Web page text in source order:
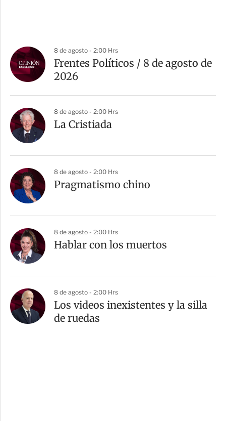
8 de agosto - 2:00 Hrs
Frentes Políticos / 8 de agosto de
2026
8 de agosto - 2:00 Hrs
La Cristiada
8 de agosto - 2:00 Hrs
Pragmatismo chino
8 de agosto - 2:00 Hrs
Hablar con los muertos
8 de agosto - 2:00 Hrs
Los videos inexistentes y la silla
de ruedas